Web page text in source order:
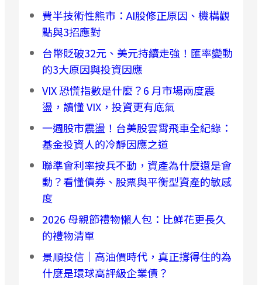
費半技術性熊市：AI股修正原因、機構觀
點與3招應對
台幣貶破32元、美元持續走強！匯率變動
的3大原因與投資因應
VIX 恐慌指數是什麼？6 月市場兩度震
盪，讀懂 VIX，投資更有底氣
一週股市震盪！台美股雲霄飛車全紀錄：
基金投資人的冷靜因應之道
聯準會利率按兵不動，資產為什麼還是會
動？看懂債券、股票與平衡型資產的敏感
度
2026 母親節禮物懶人包：比鮮花更長久
的禮物清單
景順投信｜高油價時代，真正撐得住的為
什麼是環球高評級企業債？